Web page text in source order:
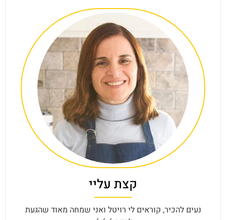
קצת עליי
נעים להכיר, קוראים לי רויטל ואני שמחה מאוד שהגעת